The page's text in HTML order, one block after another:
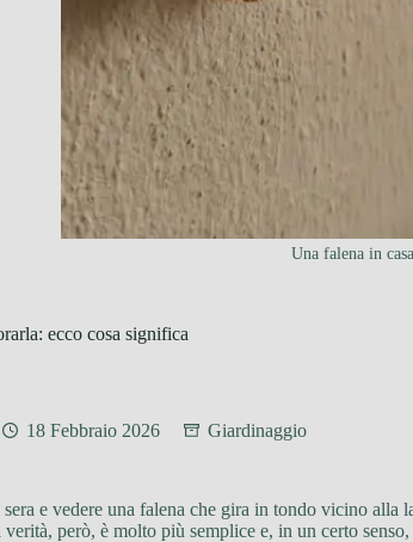
Una falena in
ecco cosa significa
18 Febbraio 2026 Giardinaggio
e vedere una falena che gira in tondo vicino alla
però, è molto più semplice e, in un certo